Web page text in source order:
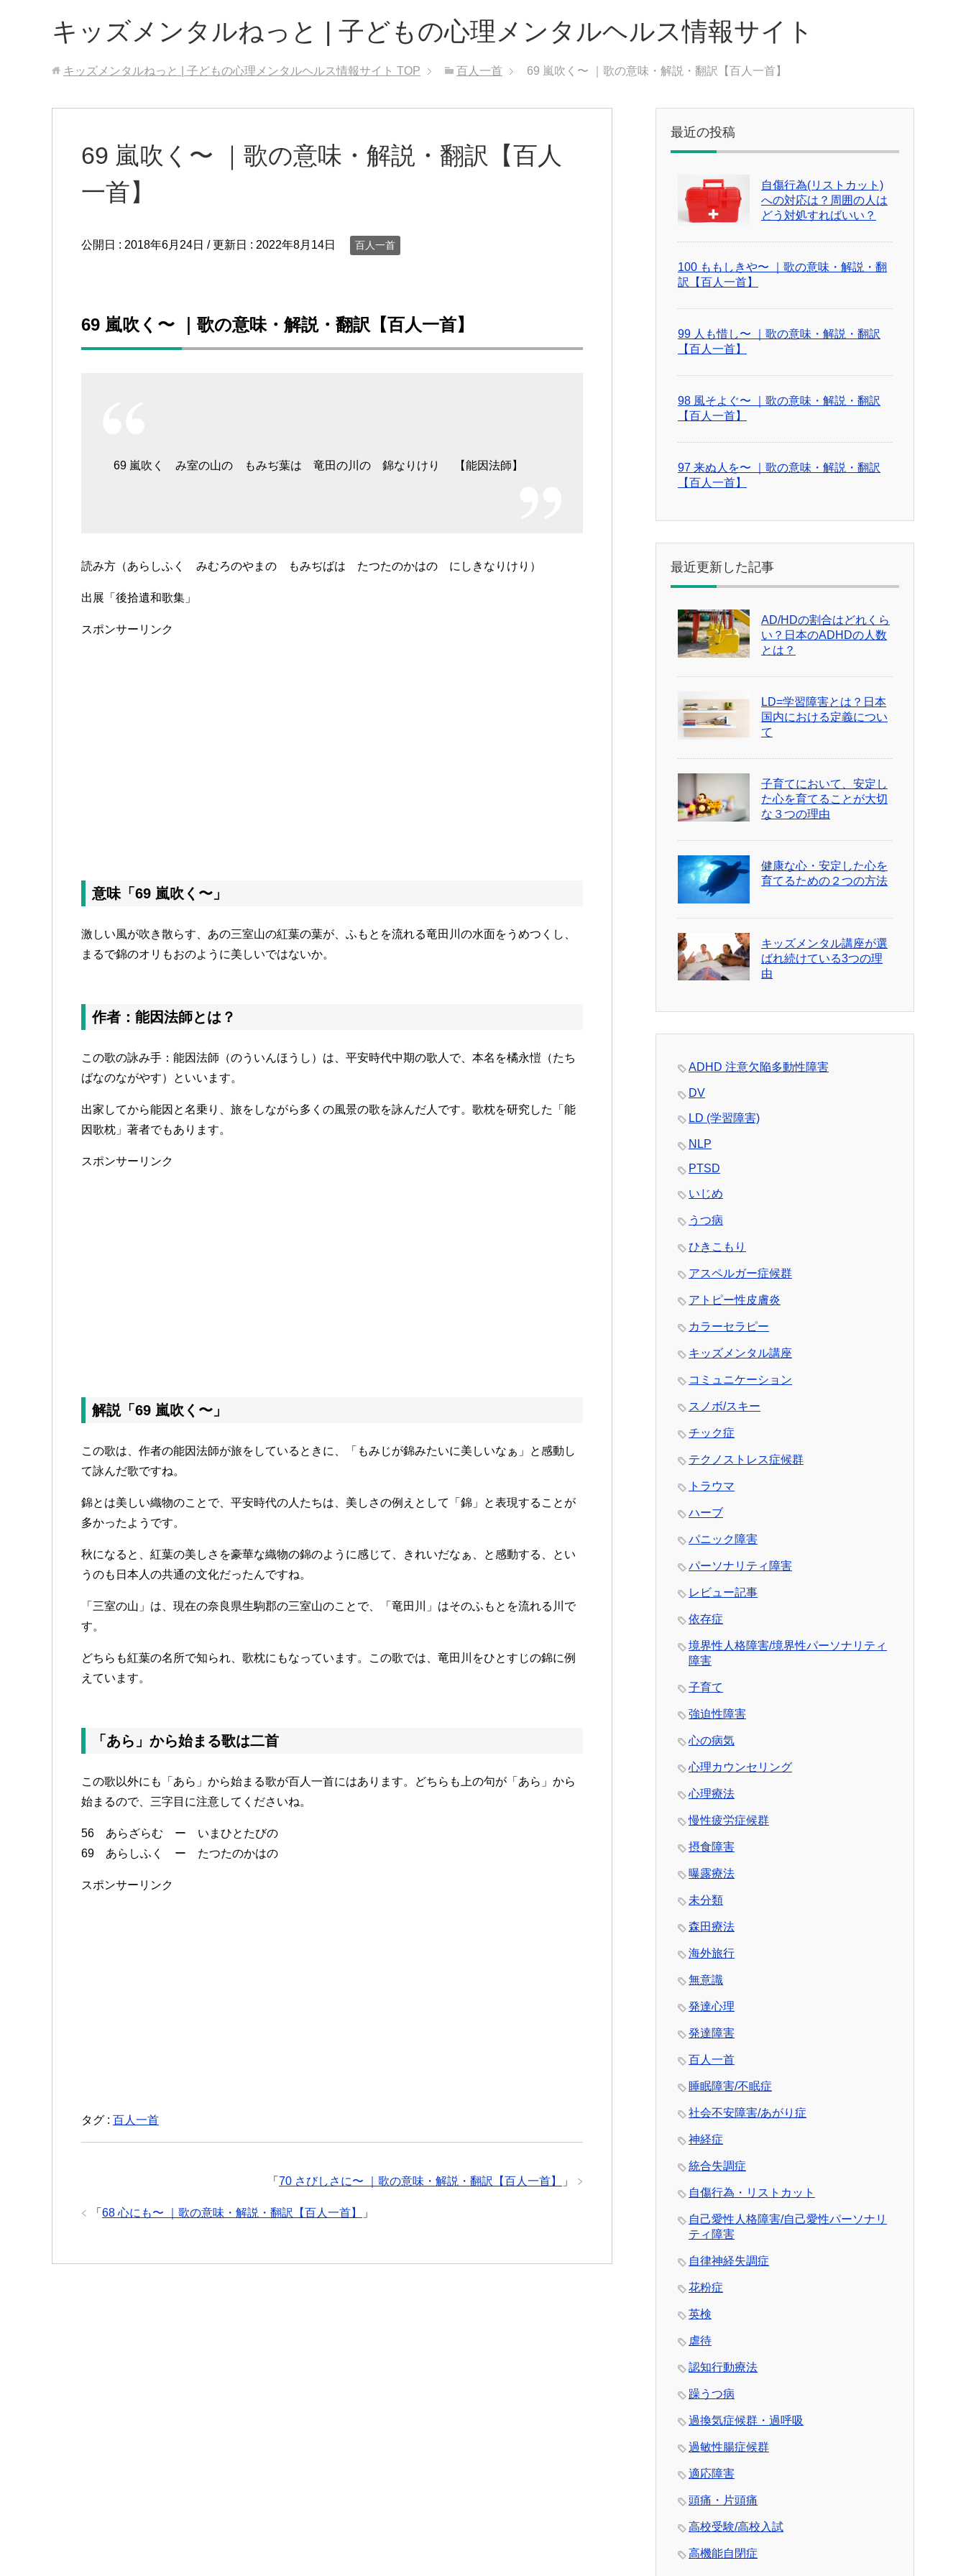
キッズメンタルねっと | 子どもの心理メンタルヘルス情報サイト
キッズメンタルねっと | 子どもの心理メンタルヘルス情報サイト TOP 百人一首 69 嵐吹く〜 ｜歌の意味・解説・翻訳【百人一首】
69 嵐吹く〜 ｜歌の意味・解説・翻訳【百人
一首】
公開日 : 2018年6月24日 / 更新日 : 2022年8月14日 百人一首
69 嵐吹く〜 ｜歌の意味・解説・翻訳【百人一首】
69 嵐吹く み室の山の もみぢ葉は 竜田の川の 錦なりけり 【能因法師】
読み方（あらしふく みむろのやまの もみぢばは たつたのかはの にしきなりけり）
出展「後拾遺和歌集」
スポンサーリンク
意味「69 嵐吹く〜」
激しい風が吹き散らす、あの三室山の紅葉の葉が、ふもとを流れる竜田川の水面をうめつくし、
まるで錦のオリもおのように美しいではないか。
作者：能因法師とは？
この歌の詠み手：能因法師（のういんほうし）は、平安時代中期の歌人で、本名を橘永愷（たち
ばなのながやす）といいます。
出家してから能因と名乗り、旅をしながら多くの風景の歌を詠んだ人です。歌枕を研究した「能
因歌枕」著者でもあります。
スポンサーリンク
解説「69 嵐吹く〜」
この歌は、作者の能因法師が旅をしているときに、「もみじが錦みたいに美しいなぁ」と感動し
て詠んだ歌ですね。
錦とは美しい織物のことで、平安時代の人たちは、美しさの例えとして「錦」と表現することが
多かったようです。
秋になると、紅葉の美しさを豪華な織物の錦のように感じて、きれいだなぁ、と感動する、とい
うのも日本人の共通の文化だったんですね。
「三室の山」は、現在の奈良県生駒郡の三室山のことで、「竜田川」はそのふもとを流れる川で
す。
どちらも紅葉の名所で知られ、歌枕にもなっています。この歌では、竜田川をひとすじの錦に例
えています。
「あら」から始まる歌は二首
この歌以外にも「あら」から始まる歌が百人一首にはあります。どちらも上の句が「あら」から
始まるので、三字目に注意してくださいね。
56 あらざらむ ー いまひとたびの
69 あらしふく ー たつたのかはの
スポンサーリンク
タグ : 百人一首
「 70 さびしさに〜 ｜歌の意味・解説・翻訳【百人一首】 」
「 68 心にも〜 ｜歌の意味・解説・翻訳【百人一首】 」
最近の投稿
自傷行為(リストカット)
への対応は？周囲の人は
どう対処すればいい？
100 ももしきや〜 ｜歌の意味・解説・翻
訳【百人一首】
99 人も惜し〜 ｜歌の意味・解説・翻訳
【百人一首】
98 風そよぐ〜 ｜歌の意味・解説・翻訳
【百人一首】
97 来ぬ人を〜 ｜歌の意味・解説・翻訳
【百人一首】
最近更新した記事
AD/HDの割合はどれくら
い？日本のADHDの人数
とは？
LD=学習障害とは？日本
国内における定義につい
て
子育てにおいて、安定し
た心を育てることが大切
な３つの理由
健康な心・安定した心を
育てるための２つの方法
キッズメンタル講座が選
ばれ続けている3つの理
由
ADHD 注意欠陥多動性障害
DV
LD (学習障害)
NLP
PTSD
いじめ
うつ病
ひきこもり
アスペルガー症候群
アトピー性皮膚炎
カラーセラピー
キッズメンタル講座
コミュニケーション
スノボ/スキー
チック症
テクノストレス症候群
トラウマ
ハーブ
パニック障害
パーソナリティ障害
レビュー記事
依存症
境界性人格障害/境界性パーソナリティ
障害
子育て
強迫性障害
心の病気
心理カウンセリング
心理療法
慢性疲労症候群
摂食障害
曝露療法
未分類
森田療法
海外旅行
無意識
発達心理
発達障害
百人一首
睡眠障害/不眠症
社会不安障害/あがり症
神経症
統合失調症
自傷行為・リストカット
自己愛性人格障害/自己愛性パーソナリ
ティ障害
自律神経失調症
花粉症
英検
虐待
認知行動療法
躁うつ病
過換気症候群・過呼吸
過敏性腸症候群
適応障害
頭痛・片頭痛
高校受験/高校入試
高機能自閉症